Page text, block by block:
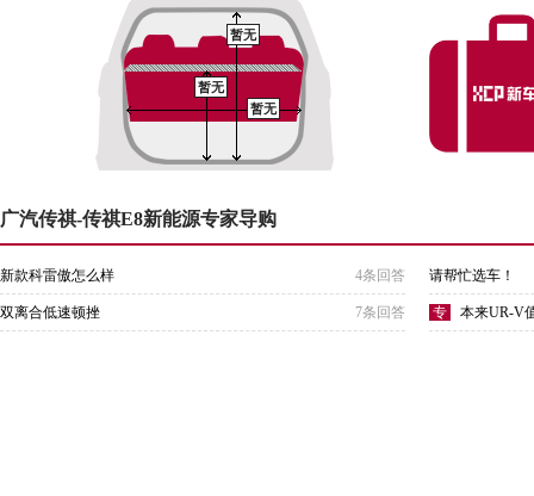
暂无
暂无
暂无
广汽传祺-传祺E8新能源专家导购
4条回答
新款科雷傲怎么样 请帮忙选车！
7条回答
双离合低速顿挫 专 本来UR-V